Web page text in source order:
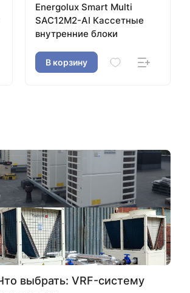
Energolux Smart Multi
SAC12M2-AI Кассетные
внутренние блоки
В корзину
выбрать: VRF-систему